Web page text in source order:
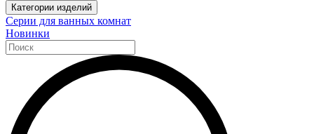
Категории изделий
Серии для ванных комнат
Новинки